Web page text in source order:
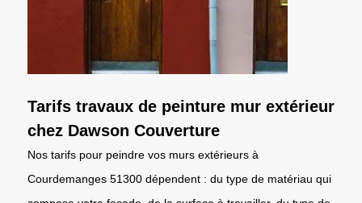
Tarifs travaux de peinture mur extérieur
chez Dawson Couverture
Nos tarifs pour peindre vos murs extérieurs à
Courdemanges 51300 dépendent : du type de matériau qui